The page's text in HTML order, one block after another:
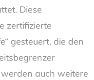
Diese
zertifizierte
gesteuert, die den
auch weitere